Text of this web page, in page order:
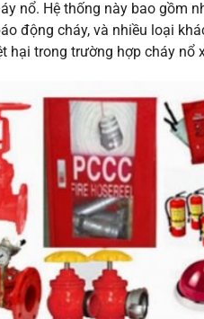
nổ. Hệ thống này bao gồm
động cháy, và nhiều loại
hại trong trường hợp cháy nổ